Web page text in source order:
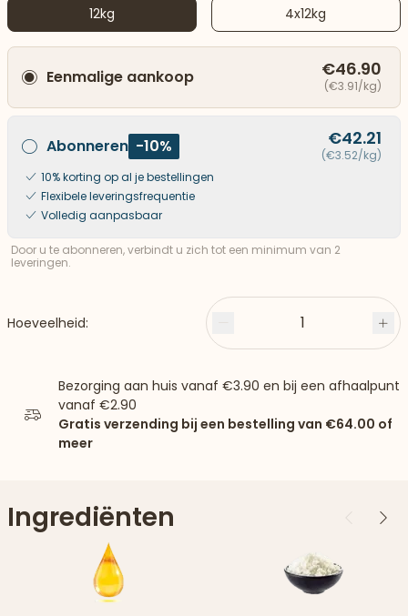
beneden
12kg 4x12kg
Eenmalige aankoop €46.90
(€3.91/kg)
Abonneren -10% €42.21
(€3.52/kg)
10% korting op al je bestellingen
Flexibele leveringsfrequentie
Volledig aanpasbaar
Door u te abonneren, verbindt u zich tot een minimum van 2
leveringen.
Hoeveelheid: Minder 1
Bezorging aan huis vanaf €3.90 en bij een afhaalpunt
vanaf €2.90
Gratis verzending bij een bestelling van €64.00 of
meer
Ingrediënten Vorige